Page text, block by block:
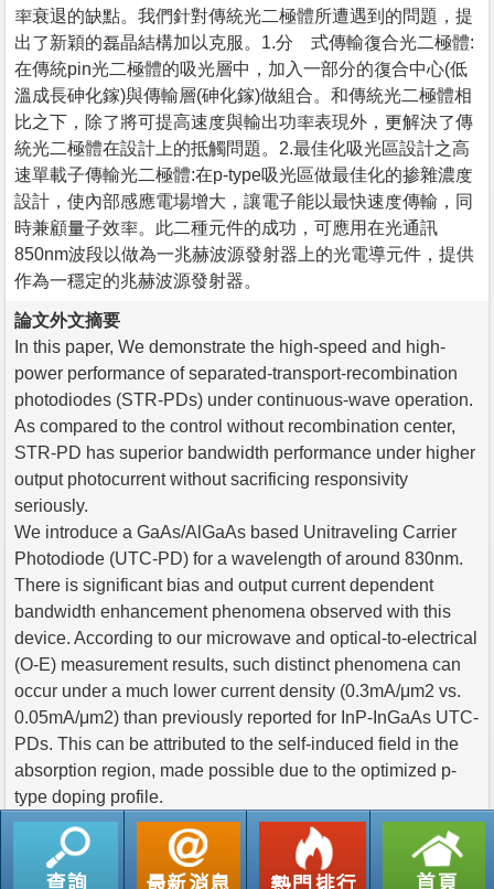
率衰退的缺點。我們針對傳統光二極體所遭遇到的問題，提
出了新穎的磊晶結構加以克服。1.分離式傳輸復合光二極體:
在傳統pin光二極體的吸光層中，加入一部分的復合中心(低
溫成長砷化鎵)與傳輸層(砷化鎵)做組合。和傳統光二極體相
比之下，除了將可提高速度與輸出功率表現外，更解決了傳
統光二極體在設計上的抵觸問題。2.最佳化吸光區設計之高
速單載子傳輸光二極體:在p-type吸光區做最佳化的掺雜濃度
設計，使內部感應電場增大，讓電子能以最快速度傳輸，同
時兼顧量子效率。此二種元件的成功，可應用在光通訊
850nm波段以做為一兆赫波源發射器上的光電導元件，提供
作為一穩定的兆赫波源發射器。
論文外文摘要
In this paper, We demonstrate the high-speed and high-
power performance of separated-transport-recombination
photodiodes (STR-PDs) under continuous-wave operation.
As compared to the control without recombination center,
STR-PD has superior bandwidth performance under higher
output photocurrent without sacrificing responsivity
seriously.
We introduce a GaAs/AlGaAs based Unitraveling Carrier
Photodiode (UTC-PD) for a wavelength of around 830nm.
There is significant bias and output current dependent
bandwidth enhancement phenomena observed with this
device. According to our microwave and optical-to-electrical
(O-E) measurement results, such distinct phenomena can
occur under a much lower current density (0.3mA/μm2 vs.
0.05mA/μm2) than previously reported for InP-InGaAs UTC-
PDs. This can be attributed to the self-induced field in the
absorption region, made possible due to the optimized p-
type doping profile.
返回列表